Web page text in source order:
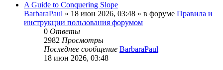
A Guide to Conquering Slope
BarbaraPaul » 18 июн 2026, 03:48 » в форуме Правила и
инструкции пользования форумом
0 Ответы
2982 Просмотры
Последнее сообщение BarbaraPaul
18 июн 2026, 03:48